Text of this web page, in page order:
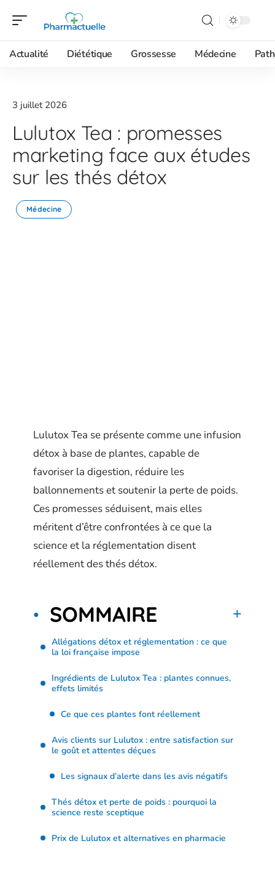
Actualité Diététique Grossesse Médecine
3 juillet 2026
Lulutox Tea : promesses
marketing face aux études
sur les thés détox
Médecine
Lulutox Tea se présente comme une infusion
détox à base de plantes, capable de
favoriser la digestion, réduire les
ballonnements et soutenir la perte de poids.
Ces promesses séduisent, mais elles
méritent d’être confrontées à ce que la
science et la réglementation disent
réellement des thés détox.
SOMMAIRE
Allégations détox et réglementation : ce que
la loi française impose
Ingrédients de Lulutox Tea : plantes connues,
effets limités
Ce que ces plantes font réellement
Avis clients sur Lulutox : entre satisfaction sur
le goût et attentes déçues
Les signaux d’alerte dans les avis négatifs
Thés détox et perte de poids : pourquoi la
science reste sceptique
Prix de Lulutox et alternatives en pharmacie